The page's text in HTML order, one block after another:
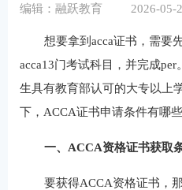
编辑：融跃教育 2026-05-
想要拿到acca证书，需要
acca13门考试科目，并完成
生具有教育部认可的大专以上
下，ACCA证书申请条件有哪
一、ACCA资格证书获取
要获得ACCA资格证书，